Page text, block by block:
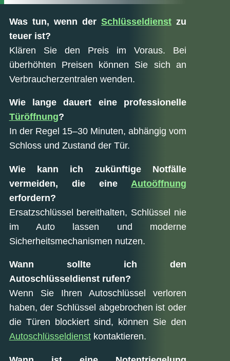
Was tun, wenn der Schlüsseldienstzu
teuer ist?
Klären Sie den Preis im Voraus. Bei
überhöhten Preisen können Sie sich an
Verbraucherzentralen wenden.
Wie lange dauert eine professionelle
Türöffnung?
In der Regel 15–30 Minuten, abhängig vom
Schloss und Zustand der Tür.
Wie kann ich zukünftige Notfälle
vermeiden, die eine Autoöffnung
erfordern?
Ersatzschlüssel bereithalten, Schlüssel nie
im Auto lassen und moderne
Sicherheitsmechanismen nutzen.
Wann sollte ich den
Autoschlüsseldienst rufen?
Wenn Sie Ihren Autoschlüssel verloren
haben, der Schlüssel abgebrochen ist oder
die Türen blockiert sind, können Sie den
Autoschlüsseldienstkontaktieren.